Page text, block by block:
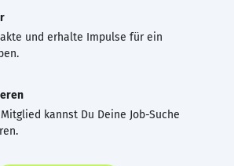
und erhalte Impulse für ein
kannst Du Deine Job-Suche